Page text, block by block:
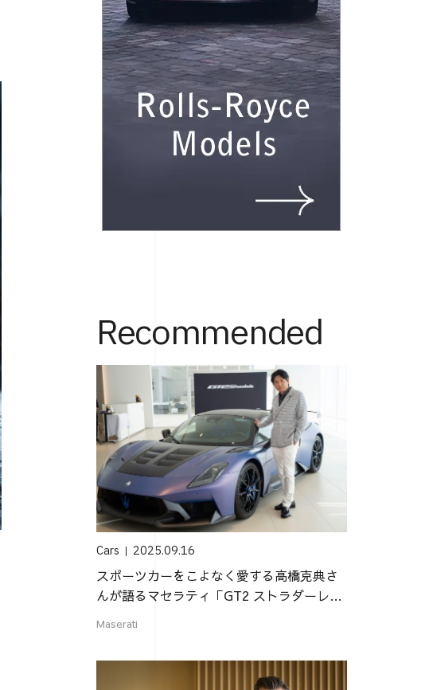
Recommended
Cars 2025.09.16
スポーツカーをこよなく愛する高橋克典さ
んが語るマセラティ「GT2 ストラダーレ」
Maserati